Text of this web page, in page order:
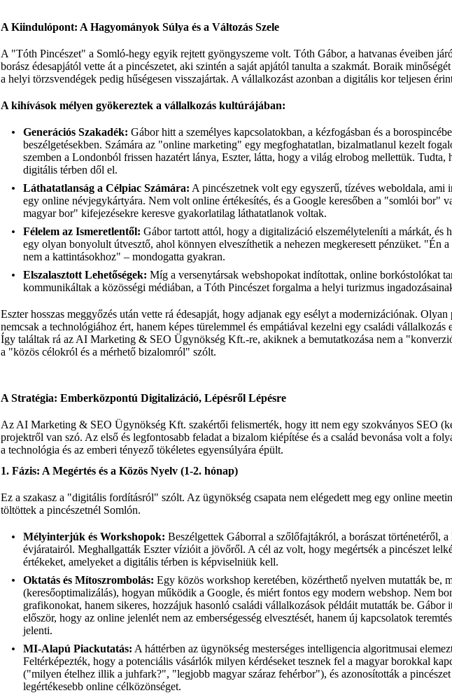
A Kiindulópont: A Hagyományok Súlya és a Változás Szele
A "Tóth Pincészet" a Somló-hegy egyik rejtett gyöngyszeme volt. Tóth Gábor, a hatvanas éveiben
borász édesapjától vette át a pincészetet, aki szintén a saját apjától tanulta a szakmát. Boraik
a helyi törzsvendégek pedig hűségesen visszajártak. A vállalkozást azonban a digitális kor teljesen
A kihívások mélyen gyökereztek a vállalkozás kultúrájában:
Generációs Szakadék: Gábor hitt a személyes kapcsolatokban, a kézfogásban és a
beszélgetésekben. Számára az "online marketing" egy megfoghatatlan, bizalmatlanul kezelt
szemben a Londonból frissen hazatért lánya, Eszter, látta, hogy a világ elrobog mellettük. Tudta,
digitális térben dől el.
Láthatatlanság a Célpiac Számára: A pincészetnek volt egy egyszerű, tízéves weboldala, ami
egy online névjegykártyára. Nem volt online értékesítés, és a Google keresőben a "somlói bor"
magyar bor" kifejezésekre keresve gyakorlatilag láthatatlanok voltak.
Félelem az Ismeretlentől: Gábor tartott attól, hogy a digitalizáció elszemélyteleníti a márkát, és
egy olyan bonyolult útvesztő, ahol könnyen elveszíthetik a nehezen megkeresett pénzüket. "Én a
nem a kattintásokhoz" – mondogatta gyakran.
Elszalasztott Lehetőségek: Míg a versenytársak webshopokat indítottak, online borkóstolókat
kommunikáltak a közösségi médiában, a Tóth Pincészet forgalma a helyi turizmus
Eszter hosszas meggyőzés után vette rá édesapját, hogy adjanak egy esélyt a modernizációnak. Olyan
nemcsak a technológiához ért, hanem képes türelemmel és empátiával kezelni egy családi vállalkozás
Így találtak rá az AI Marketing & SEO Ügynökség Kft.-re, akiknek a bemutatkozása nem a
a "közös célokról és a mérhető bizalomról" szólt.
A Stratégia: Emberközpontú Digitalizáció, Lépésről Lépésre
Az AI Marketing & SEO Ügynökség Kft. szakértői felismerték, hogy itt nem egy szokványos SEO
projektről van szó. Az első és legfontosabb feladat a bizalom kiépítése és a család bevonása volt a
a technológia és az emberi tényező tökéletes egyensúlyára épült.
1. Fázis: A Megértés és a Közös Nyelv (1-2. hónap)
Ez a szakasz a "digitális fordításról" szólt. Az ügynökség csapata nem elégedett meg egy online
töltöttek a pincészetnél Somlón.
Mélyinterjúk és Workshopok: Beszélgettek Gáborral a szőlőfajtákról, a borászat történetéről, a
évjáratairól. Meghallgatták Eszter vízióit a jövőről. A cél az volt, hogy megértsék a pincészet
értékeket, amelyeket a digitális térben is képviselniük kell.
Oktatás és Mítoszrombolás: Egy közös workshop keretében, közérthető nyelven mutatták be,
(keresőoptimalizálás), hogyan működik a Google, és miért fontos egy modern webshop. Nem
grafikonokat, hanem sikeres, hozzájuk hasonló családi vállalkozások példáit mutatták be. Gábor
először, hogy az online jelenlét nem az emberségesség elvesztését, hanem új kapcsolatok
jelenti.
MI-Alapú Piackutatás: A háttérben az ügynökség mesterséges intelligencia algoritmusai
Feltérképezték, hogy a potenciális vásárlók milyen kérdéseket tesznek fel a magyar borokkal
("milyen ételhez illik a juhfark?", "legjobb magyar száraz fehérbor"), és azonosították a pincészet
legértékesebb online célközönséget.